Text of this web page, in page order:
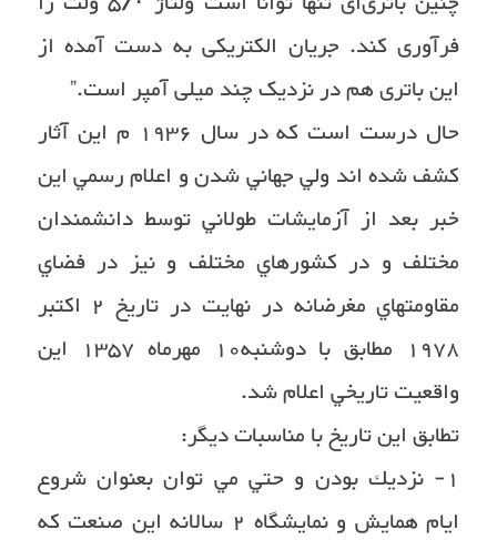
فرآوری کند. جریان الکتریکی به دست آمده از
این باتری هم در نزدیک چند میلی آمپر است.”
حال درست است كه در سال ١٩٣٦ م اين آثار
كشف شده اند ولي جهاني شدن و اعلام رسمي اين
خبر بعد از آزمايشات طولاني توسط دانشمندان
مختلف و در كشورهاي مختلف و نيز در فضاي
مقاومتهاي مغرضانه در نهايت در تاريخ ٢ اكتبر
١٩٧٨ مطابق با دوشنبه١٠ مهرماه ١٣٥٧ اين
واقعيت تاريخي اعلام شد.
تطابق اين تاريخ با مناسبات ديگر:
١- نزديك بودن و حتي مي توان بعنوان شروع
ايام همايش و نمايشگاه ٢ سالانه اين صنعت كه